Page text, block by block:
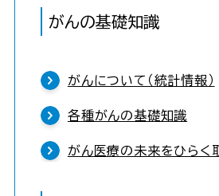
がんの基礎知識
がんについて（統計情報）
各種がんの基礎知識
がん医療の未来をひらく